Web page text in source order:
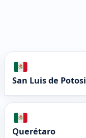
San Luis de Potosi
Querétaro